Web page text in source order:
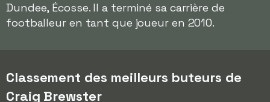
Dundee, Écosse. Il a terminé sa carrière de
footballeur en tant que joueur en 2010.
Classement des meilleurs buteurs de
Craig Brewster